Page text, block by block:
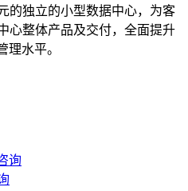
的独立的小型数据中心，为客
心整体产品及交付，全面提升
理水平。
询